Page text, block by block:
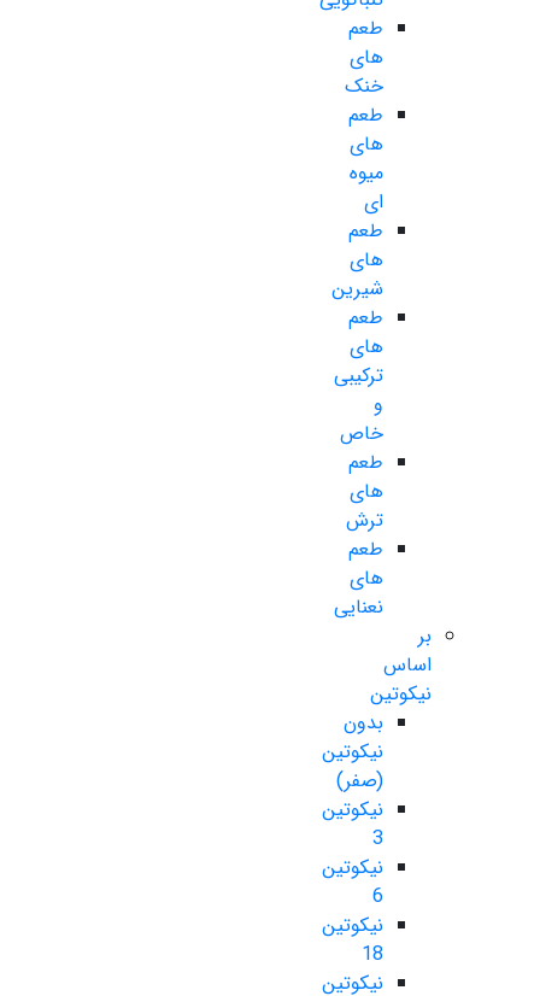
طعم
های
خنک
طعم
های
میوه
ای
طعم
های
شیرین
طعم
های
ترکیبی
و
خاص
طعم
های
ترش
طعم
های
نعنایی
بر
اساس
نیکوتین
بدون
نیکوتین
(صفر)
نیکوتین
3
نیکوتین
6
نیکوتین
18
نیکوتین